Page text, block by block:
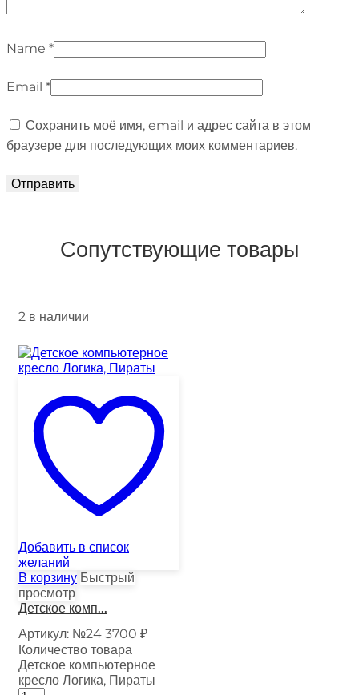
Name *
Email *
Сохранить моё имя, email и адрес сайта в этом
браузере для последующих моих комментариев.
Сопутствующие товары
2 в наличии
Добавить в список
желаний
В корзину Быстрый
просмотр
Детское комп...
Артикул: №24 3700 ₽
Количество товара
Детское компьютерное
кресло Логика, Пираты